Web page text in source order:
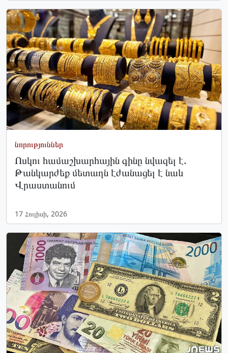
նորություններ
Ոսկու համաշխարհային գինը նվազել է.
Թանկարժեք մետաղն էժանացել է նաև
Վրաստանում
17 Հուլիսի, 2026